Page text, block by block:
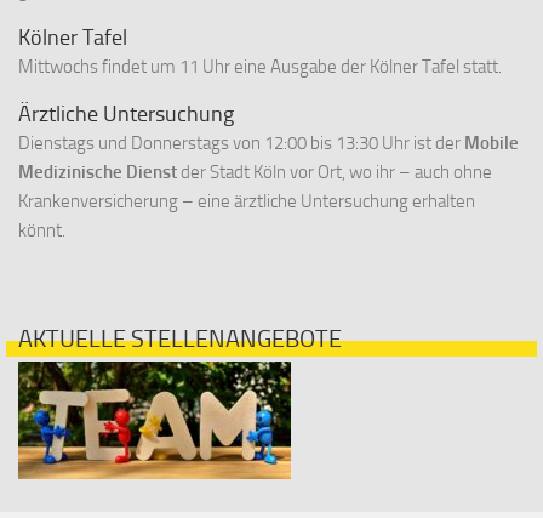
Kölner Tafel
Mittwochs findet um 11 Uhr eine Ausgabe der Kölner Tafel statt.
Ärztliche Untersuchung
Dienstags und Donnerstags von 12:00 bis 13:30 Uhr ist der Mobile
Medizinische Dienst der Stadt Köln vor Ort, wo ihr – auch ohne
Krankenversicherung – eine ärztliche Untersuchung erhalten
könnt.
AKTUELLE STELLENANGEBOTE